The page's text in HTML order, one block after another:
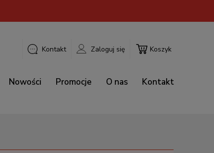
Koszyk
Kontakt Zaloguj się
Nowości Promocje O nas
Kontakt